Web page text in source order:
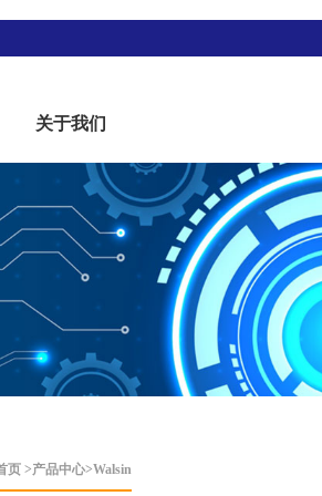
关于我们
页 >产品中心>Walsin